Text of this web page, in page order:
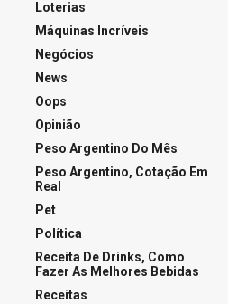
Loterias
Máquinas Incríveis
Negócios
News
Oops
Opinião
Peso Argentino Do Mês
Peso Argentino, Cotação Em
Real
Pet
Política
Receita De Drinks, Como
Fazer As Melhores Bebidas
Receitas